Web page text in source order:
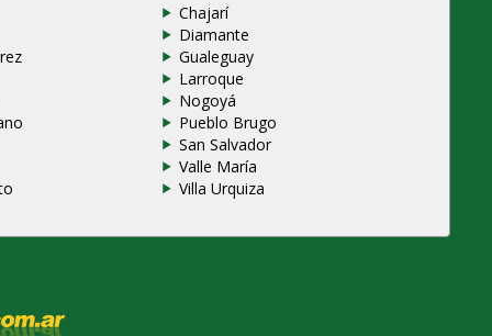
Chajarí
Diamante
Gualeguay
Larroque
Nogoyá
Pueblo Brugo
San Salvador
Valle María
Villa Urquiza